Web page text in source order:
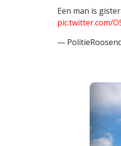
Een man is
pic.twitter.com/
—